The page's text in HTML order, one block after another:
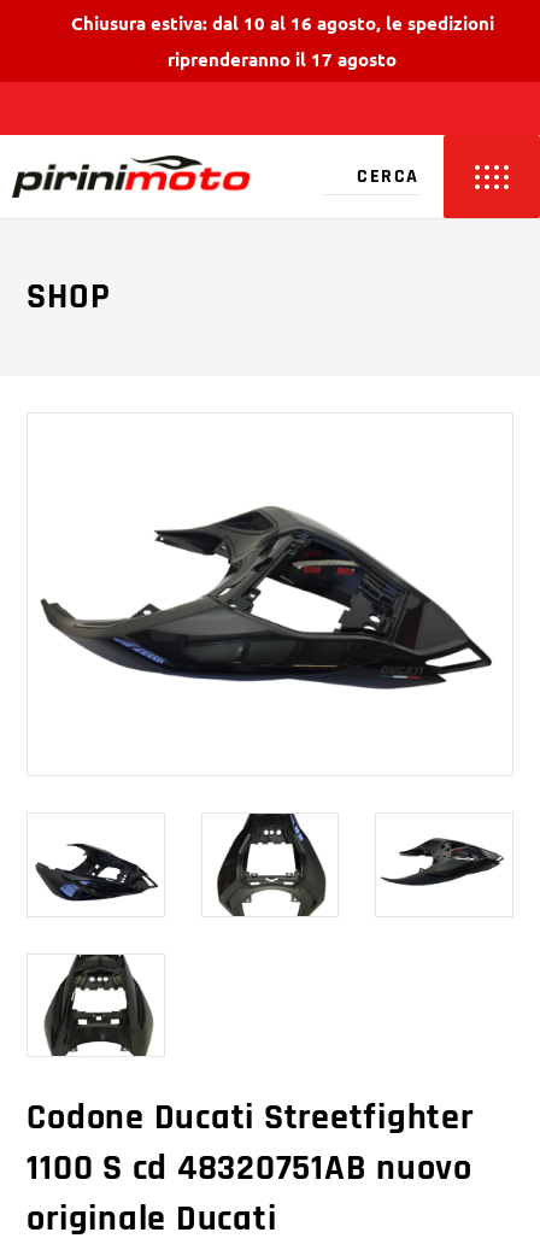
Chiusura estiva: dal 10 al 16 agosto, le spedizioni
riprenderanno il 17 agosto
SHOP
Codone Ducati Streetfighter
1100 S cd 48320751AB nuovo
originale Ducati